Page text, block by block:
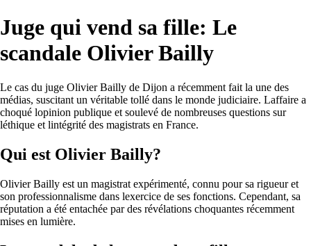
Juge qui vend sa fille: Le
scandale Olivier Bailly
Le cas du juge Olivier Bailly de Dijon a récemment fait la une des
médias, suscitant un véritable tollé dans le monde judiciaire. Laffaire a
choqué lopinion publique et soulevé de nombreuses questions sur
léthique et lintégrité des magistrats en France.
Qui est Olivier Bailly?
Olivier Bailly est un magistrat expérimenté, connu pour sa rigueur et
son professionnalisme dans lexercice de ses fonctions. Cependant, sa
réputation a été entachée par des révélations choquantes récemment
mises en lumière.